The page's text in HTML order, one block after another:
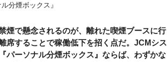
ル分煙ボックス』
煙で懸念されるのが、離れた喫煙ブースに行
席することで稼働低下を招く点だ。JCMシス
パーソナル分煙ボックス』ならば、わずかな